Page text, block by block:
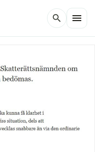
search menu